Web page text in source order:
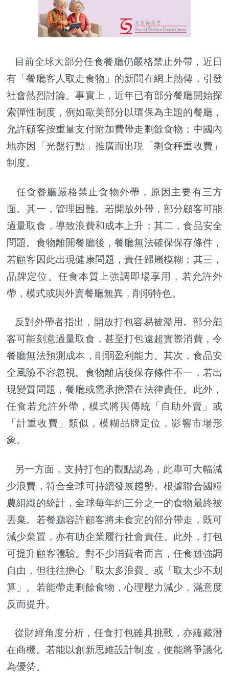
目前全球大部分任食餐廳仍嚴格禁止外帶，近日
有「餐廳客人取走食物」的新聞在網上熱傳，引發
社會熱烈討論。事實上，近年已有部分餐廳開始探
索彈性制度，例如歐美部分以環保為主題的餐廳，
允許顧客按重量支付附加費帶走剩餘食物；中國內
地亦因「光盤行動」推廣而出現「剩食秤重收費」
制度。
任食餐廳嚴格禁止食物外帶，原因主要有三方
面。其一，管理困難。若開放外帶，部分顧客可能
過量取食，導致浪費和成本上升；其二，食品安全
問題。食物離開餐廳後，餐廳無法確保保存條件，
若顧客因此出現健康問題，責任歸屬模糊；其三，
品牌定位。任食本質上強調即場享用，若允許外
帶，模式或與外賣餐廳無異，削弱特色。
反對外帶者指出，開放打包容易被濫用。部分顧
客可能刻意過量取食，甚至打包遠超實際消費，令
餐廳無法預測成本，削弱盈利能力。其次，食品安
全風險不容忽視。食物離店後保存條件不一，若出
現變質問題，餐廳或需承擔潛在法律責任。此外，
任食若允許外帶，模式將與傳統「自助外賣」或
「計重收費」類似，模糊品牌定位，影響市場形
象。
另一方面，支持打包的觀點認為，此舉可大幅減
少浪費，符合全球可持續發展趨勢。根據聯合國糧
農組織的統計，全球每年約三分之一的食物最終被
丟棄。若餐廳容許顧客將未食完的部分帶走，既可
減少棄置，亦有助企業履行社會責任。此外，打包
可提升顧客體驗。對不少消費者而言，任食雖強調
自由，但往往擔心「取太多浪費」或「取太少不划
算」。若能帶走剩餘食物，心理壓力減少，滿意度
反而提升。
從財經角度分析，任食打包雖具挑戰，亦蘊藏潛
在商機。若能以創新思維設計制度，便能將爭議化
為優勢。